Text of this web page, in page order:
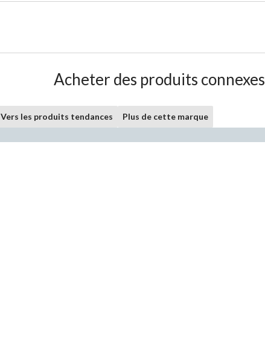
Acheter des produits connexes
Vers les produits tendances Plus de cette marque